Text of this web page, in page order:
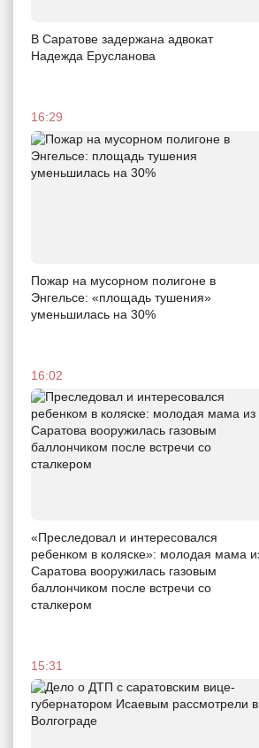
В Саратове задержана адвокат
Надежда Ерусланова
16:29
Пожар на мусорном полигоне в
Энгельсе: «площадь тушения»
уменьшилась на 30%
16:02
«Преследовал и интересовался
ребенком в коляске»: молодая мама
Саратова вооружилась газовым
баллончиком после встречи со
сталкером
15:31